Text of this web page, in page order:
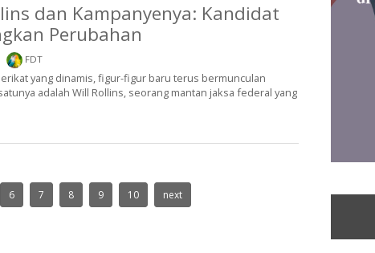
dan Kampanyenya: Kandidat
Perubahan
FDT
yang dinamis, figur-figur baru terus bermunculan
adalah Will Rollins, seorang mantan jaksa federal yang
6 7 8 9 10 next